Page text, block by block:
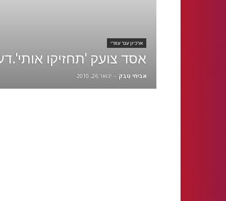
ארכיון ענר עוזרי
אסד צועק 'תחזיקו
אביחי טבק - ינואר 26, 2010